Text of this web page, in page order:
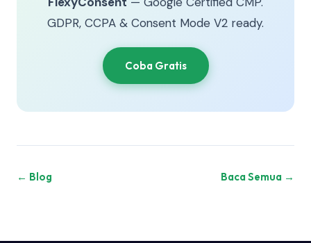
GDPR, CCPA & Consent Mode V2 ready.
Coba Gratis
← Blog Baca Semua →